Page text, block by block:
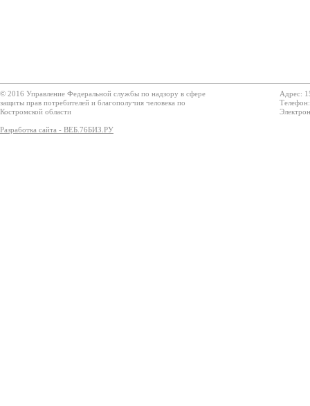
© 2016 Управление Федеральной службы по надзору в сфере
защиты прав потребителей и благополучия человека по
Костромской области
Разработка сайта - ВЕБ.76БИЗ.РУ
Адрес: